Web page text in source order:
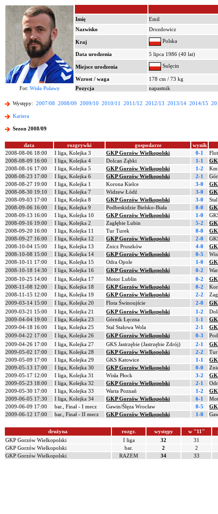
Imię
Emil
Nazwisko
Drozdowicz
Kraj Polska
Data urodzenia 5 lipca 1986 (40 lat)
Miejsce urodzenia Sulęcin
Wzrost / waga
178 cm / 73 kg
Fot: Wisła Puławy Pozycja napastnik
Występy: 2007/08 2008/09 2009/10 2010/11 2011/12 2012/13 2013/14 2014/15
Kariera
Sezon 2008/09
data rozgrywki gospodarze
wynik
2008-08-06 18:00
I liga, Kolejka 3 GKP Gorzów Wielkopolski 0-1
2008-08-09 16:00
I liga, Kolejka 4 Dolcan Ząbki 1-1
2008-08-16 17:00
I liga, Kolejka 5 GKP Gorzów Wielkopolski 1-2
2008-08-23 17:00
I liga, Kolejka 6 GKP Gorzów Wielkopolski 2-1
2008-08-27 19:00
I liga, Kolejka 1 Korona Kielce 3-0
2008-08-30 19:10
I liga, Kolejka 7 Widzew Łódź 3-0
2008-09-03 17:00
I liga, Kolejka 8 GKP Gorzów Wielkopolski 3-0
2008-09-06 16:00
I liga, Kolejka 9 Podbeskidzie Bielsko-Biała 0-0
2008-09-13 16:00
I liga, Kolejka 10 GKP Gorzów Wielkopolski 1-0
2008-09-16 19:00
I liga, Kolejka 2 Zagłębie Lubin 5-2
2008-09-20 16:00
I liga, Kolejka 11 Tur Turek 0-0
2008-09-27 16:00
I liga, Kolejka 12 GKP Gorzów Wielkopolski 2-0
2008-10-04 15:00
I liga, Kolejka 13 Znicz Pruszków 4-0
2008-10-08 15:00
I liga, Kolejka 14 GKP Gorzów Wielkopolski 0-5
2008-10-11 17:00
I liga, Kolejka 15 Odra Opole 1-0
2008-10-18 14:30
I liga, Kolejka 16 GKP Gorzów Wielkopolski 0-2
2008-10-25 14:00
I liga, Kolejka 17 Motor Lublin 0-2
2008-11-08 12:00
I liga, Kolejka 18 GKP Gorzów Wielkopolski 0-2
2008-11-15 12:00
I liga, Kolejka 19 GKP Gorzów Wielkopolski 2-2
2009-03-14 15:00
I liga, Kolejka 20 Flota Świnoujście 2-0
2009-03-21 15:00
I liga, Kolejka 21 GKP Gorzów Wielkopolski 1-2
2009-04-04 19:00
I liga, Kolejka 23 Górnik Łęczna 1-1
2009-04-18 16:00
I liga, Kolejka 25 Stal Stalowa Wola 2-1
2009-04-22 17:00
I liga, Kolejka 26 GKP Gorzów Wielkopolski 0-3
2009-04-26 17:00
I liga, Kolejka 27 GKS Jastrzębie (Jastrzębie Zdrój) 2-1
2009-05-02 17:00
I liga, Kolejka 28 GKP Gorzów Wielkopolski 2-2
2009-05-09 17:00
I liga, Kolejka 29 GKS Katowice 1-1
2009-05-13 17:00
I liga, Kolejka 30 GKP Gorzów Wielkopolski 0-0
2009-05-17 12:00
I liga, Kolejka 31 Wisła Płock 3-2
2009-05-23 18:00
I liga, Kolejka 32 GKP Gorzów Wielkopolski 2-1
2009-05-30 17:00
I liga, Kolejka 33 Warta Poznań 1-2
2009-06-05 17:30
I liga, Kolejka 34 GKP Gorzów Wielkopolski 6-1
2009-06-09 17:00
bar., Finał - I mecz Gawin/Ślęza Wrocław 0-5
2009-06-12 17:00
bar., Finał - II mecz GKP Gorzów Wielkopolski 1-0
drużyna rozgr. występy w "11"
GKP Gorzów Wielkopolski
I liga 32
31
GKP Gorzów Wielkopolski
bar. 2
2
GKP Gorzów Wielkopolski
RAZEM 34 33